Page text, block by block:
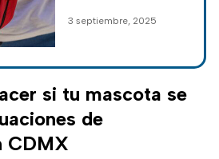
1985; alcaldías
repartirán kits
de
supervivencia
preparación ante
recordando la
importancia de
estar siempre listos
para enfrentar un
3 septiembre, 2025
si tu mascota se
de
CDMX